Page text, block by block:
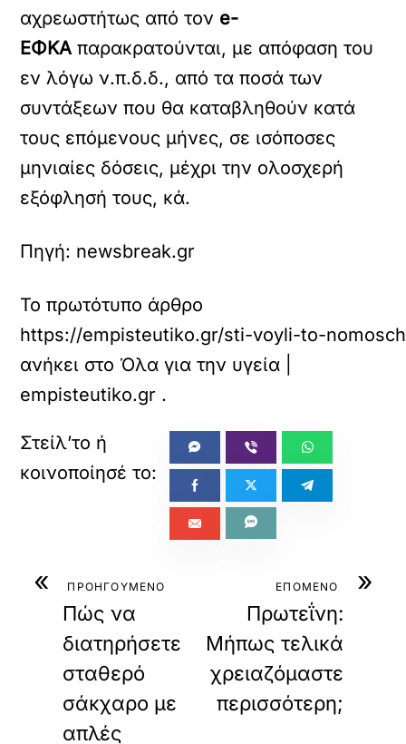
αχρεωστήτως από τον e-
ΕΦΚΑπαρακρατούνται, με απόφαση του
εν λόγω ν.π.δ.δ., από τα ποσά των
συντάξεων που θα καταβληθούν κατά
τους επόμενους μήνες, σε ισόποσες
μηνιαίες δόσεις, μέχρι την ολοσχερή
εξόφλησή τους, κά.
Πηγή: newsbreak.gr
Το πρωτότυπο άρθρο
https://empisteutiko.gr/sti-voyli-to-
ανήκει στο Όλα για την υγεία |
empisteutiko.gr .
« ΠΡΟΗΓΟΥΜΕΝΟ
Πώς να
διατηρήσετε
σταθερό
σάκχαρο με
απλές
»
ΕΠΟΜΕΝΟ
Πρωτεΐνη:
Μήπως τελικά
χρειαζόμαστε
περισσότερη;